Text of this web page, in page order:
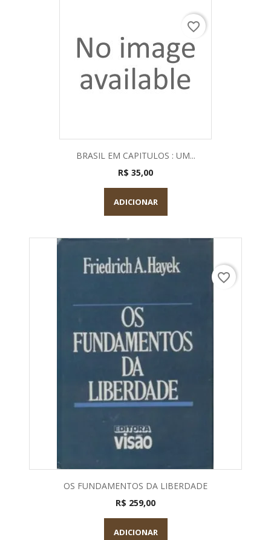
BRASIL EM CAPITULOS : UM...
R$ 35,00
ADICIONAR
favorite_border
OS FUNDAMENTOS DA LIBERDADE
R$ 259,00
ADICIONAR
favorite_border